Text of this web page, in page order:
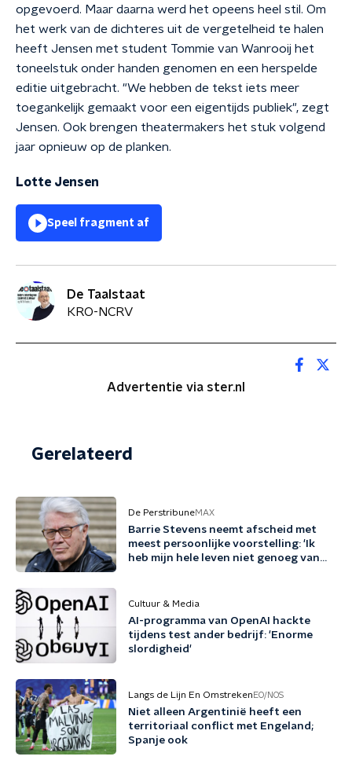
opgevoerd. Maar daarna werd het opeens heel stil. Om
het werk van de dichteres uit de vergetelheid te halen
heeft Jensen met student Tommie van Wanrooij het
toneelstuk onder handen genomen en een herspelde
editie uitgebracht. "We hebben de tekst iets meer
toegankelijk gemaakt voor een eigentijds publiek", zegt
Jensen. Ook brengen theatermakers het stuk volgend
jaar opnieuw op de planken.
Lotte Jensen
Speel fragment af
De Taalstaat
KRO-NCRV
Advertentie via ster.nl
Gerelateerd
De PerstribuneMAX
Barrie Stevens neemt afscheid met
meest persoonlijke voorstelling: 'Ik
heb mijn hele leven niet genoeg van
Cultuur & Media
AI-programma van OpenAI hackte
tijdens test ander bedrijf: 'Enorme
slordigheid'
Langs de Lijn En Omstreken EO/NOS
Niet alleen Argentinië heeft een
territoriaal conflict met Engeland;
Spanje ook